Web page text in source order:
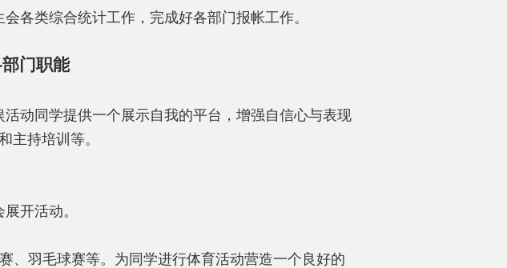
各类综合统计工作，完成好各部门报帐工作。
门职能
动同学提供一个展示自我的平台，增强自信心与表现
主持培训等。
开活动。
、羽毛球赛等。为同学进行体育活动营造一个良好的